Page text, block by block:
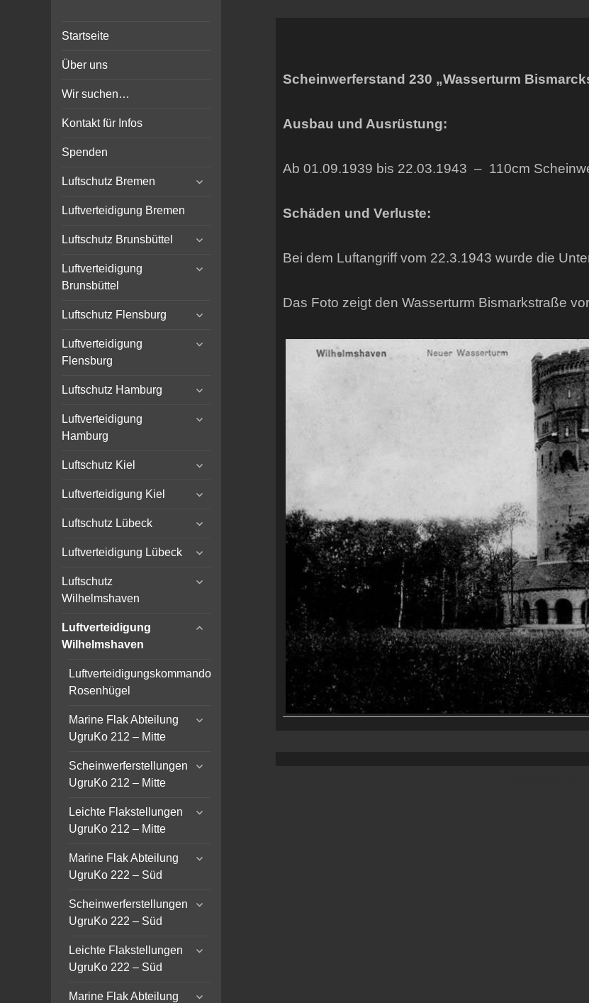
Bunker-Kiel.com
Wilhelmshaven Flensburg
Rendsburg Luftschutz Stollen
Startseite
Über uns
Wir suchen…
Kontakt für Infos
Spenden
Luftschutz Bremen
expand
Luftverteidigung Bremen
Luftschutz Brunsbüttel
expand
menu
Luftverteidigung
Brunsbüttel
expand
Luftschutz Flensburg
expand
menu
Luftverteidigung
Flensburg
expand
Luftschutz Hamburg
expand
menu
Luftverteidigung
Hamburg
expand
Luftschutz Kiel
expand
menu
Luftverteidigung Kiel
expand
menu
Luftschutz Lübeck
expand
menu
Luftverteidigung Lübeck
expand
menu
Luftschutz
Wilhelmshaven
expand
Luftverteidigung
Wilhelmshaven
expand
Luftverteidigungskommando
Rosenhügel
Marine Flak Abteilung
UgruKo 212 – Mitte
expand
Scheinwerferstellungen
UgruKo 212 – Mitte
expand
Leichte Flakstellungen
UgruKo 212 – Mitte
expand
Marine Flak Abteilung
UgruKo 222 – Süd
expand
Scheinwerferstellungen
UgruKo 222 – Süd
expand
Leichte Flakstellungen
UgruKo 222 – Süd
expand
Marine Flak Abteilung
expand
Scheinwerferstand 230 „Wasserturm
Ausbau und Ausrüstung:
Ab 01.09.1939 bis 22.03.1943 – 110cm
Schäden und Verluste:
Bei dem Luftangriff vom 22.3.1943 wurde die
Das Foto zeigt den Wasserturm Bismarkstraße